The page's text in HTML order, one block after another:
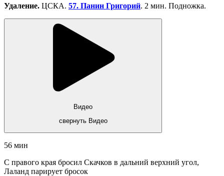
Удаление. ЦСКА. 57. Панин Григорий. 2 мин. Подножка.
Видео
свернуть Видео
56 мин
С правого края бросил Скачков в дальний верхний угол,
Лаланд парирует бросок